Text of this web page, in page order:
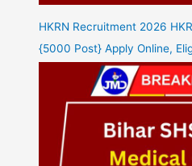
HKRN Recruitment 2026
{5000 Post} Apply Online,